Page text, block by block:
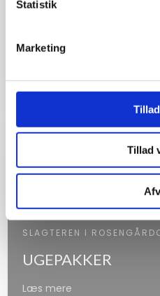
Statistik
Marketing
Tillad
SLAGTEREN I
STORKØBSPAKKER
SLAGTEREN I
UGEPAKKER
Læs mere